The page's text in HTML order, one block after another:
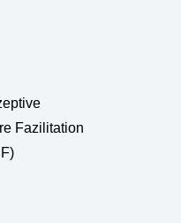
Fazilitation